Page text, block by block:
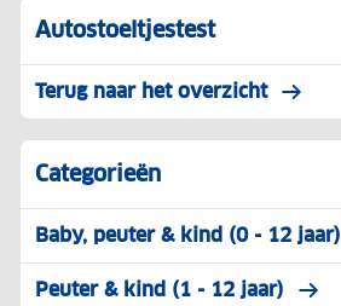
Autostoeltjestest
Terug naar het overzicht
Categorieën
Baby, peuter & kind (0 - 12 jaar)
Peuter & kind (1 - 12 jaar)